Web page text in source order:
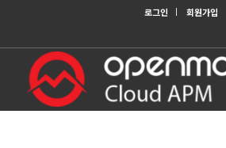
로그인 회원가입